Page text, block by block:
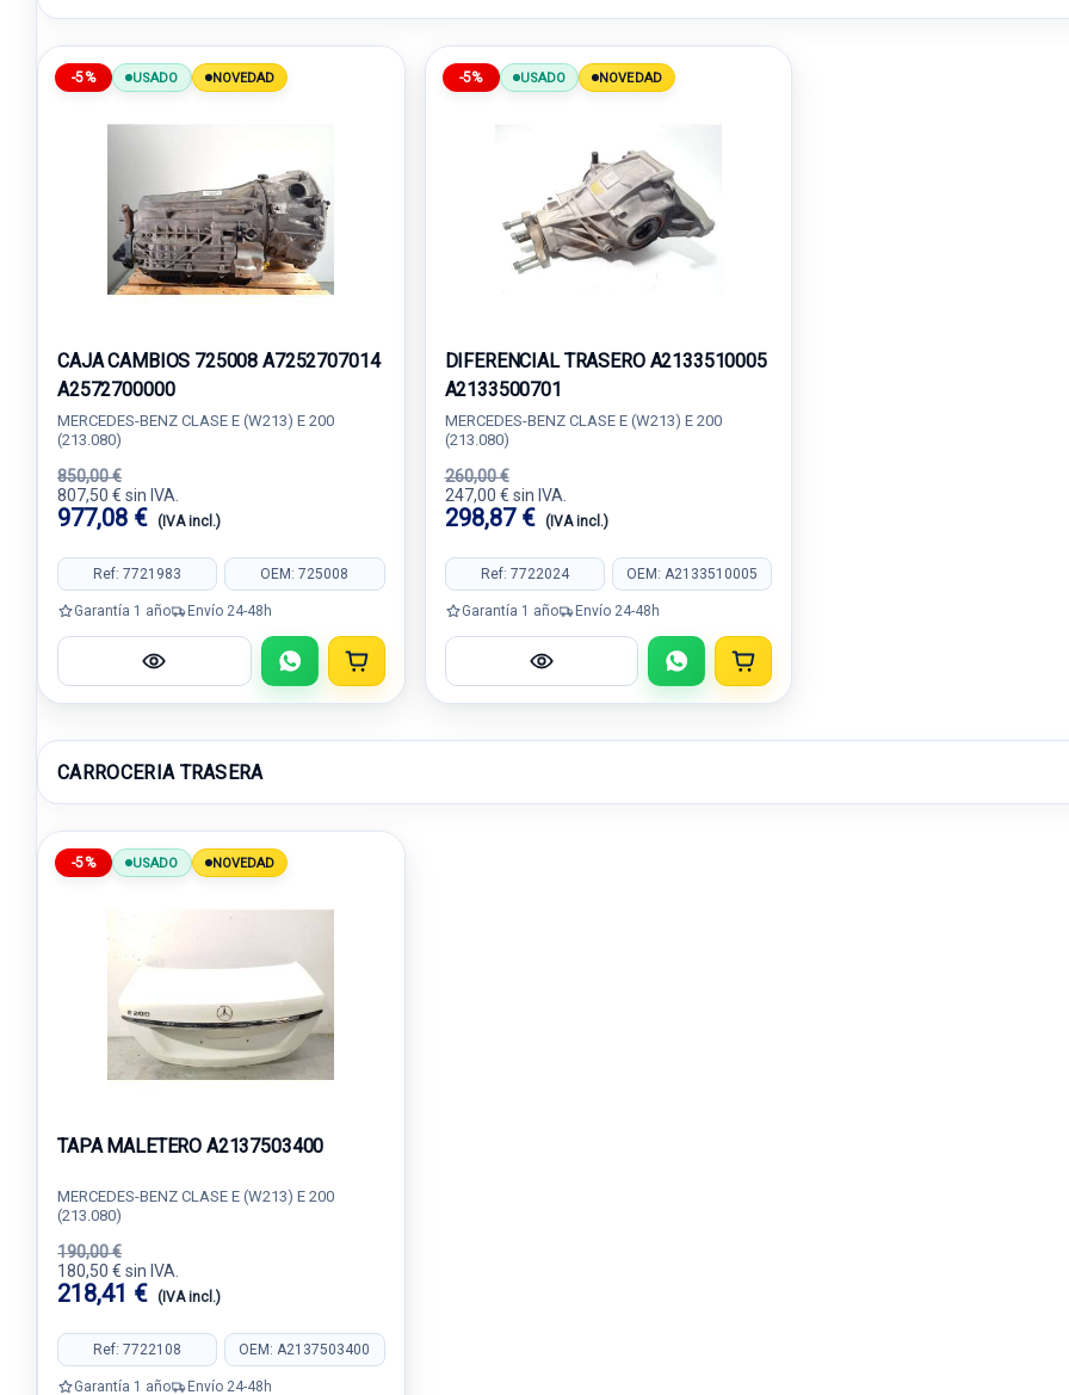
-5% USADO NOVEDAD
CAJA CAMBIOS 725008 A7252707014
A2572700000
MERCEDES-BENZ CLASE E (W213) E 200
(213.080)
850,00 €
807,50 € sin IVA.
977,08 € (IVA incl.)
Ref: 7721983 OEM: 725008
Garantía 1 año Envío 24-48h
-5% USADO NOVEDAD
DIFERENCIAL TRASERO A2133510005
A2133500701
MERCEDES-BENZ CLASE E (W213) E 200
(213.080)
260,00 €
247,00 € sin IVA.
298,87 € (IVA incl.)
Ref: 7722024 OEM: A2133510005
Garantía 1 año Envío 24-48h
CARROCERIA TRASERA
-5% USADO NOVEDAD
TAPA MALETERO A2137503400
MERCEDES-BENZ CLASE E (W213) E 200
(213.080)
190,00 €
180,50 € sin IVA.
218,41 € (IVA incl.)
Ref: 7722108 OEM: A2137503400
Garantía 1 año Envío 24-48h